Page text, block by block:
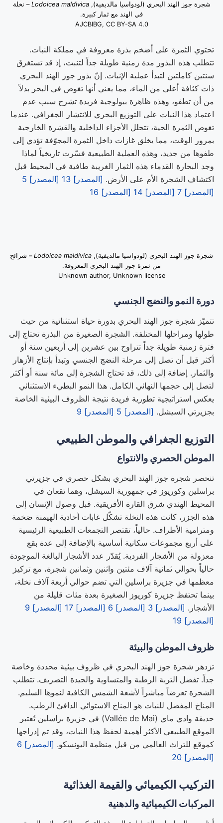
شجرة جوز الهند البحري (لودواسيا مالديفية),Lodoicea maldivica – نخلة
في الهند مع ثمار كبيرة.
AJCBIBG, CC BY-SA 4.0
تحتوي الثمرة على أضخم بذرة معروفة في مملكة النبات.
تتطلب هذه البذور مدة زمنية طويلة جداً لتنبت، إذ قد تستغرق
سنتين كاملتين لتبدأ عملية الإنبات. إنّ بذور جوز الهند البحري
ذات كثافة أعلى من الماء، مما يعني أنها تغوص في البحر بدلاً
من أن تطفو، وهذه ظاهرة بيولوجية فريدة تشرح سبب عدم
اعتماد هذا النبات على التوزيع البحري للانتشار الجغرافي. عندما
تغوص الثمرة الحية، تتحلل الأجزاء الداخلية والقشرة الخارجية
بمرور الوقت، مما يخلق غازات داخل الثمرة المجوّفة تؤدي إلى
طفوها من جديد، وهذه العملية الطبيعية فسّرت تاريخياً لماذا
وجد البحارة القدماء هذه الثمار الغريبة طافية في المحيط قبل
اكتشاف الشجرة الأم على الأرض. [المصدر] 13
[المصدر] 5
[المصدر] 7
[المصدر] 14 [المصدر] 16
شجرة جوز الهند البحري (لودواسيا مالديفية), Lodoicea maldivica – شرائح
من ثمرة جوز الهند البحري المعروفة.
Unknown author, Unknown license
دورة النمو والنضج الجنسي
تتميّز شجرة جوز الهند البحري بدورة حياة استثنائية من حيث
طولها ومراحلها المختلفة. الشجرة الصغيرة من البذرة تحتاج إلى
فترة زمنية طويلة جداً تتراوح بين عشرين إلى أربعين سنة أو
أكثر قبل أن تصل إلى مرحلة النضج الجنسي وتبدأ بإنتاج الأزهار
والثمار. إضافة إلى ذلك، قد تحتاج الشجرة إلى مائة سنة أو أكثر
لتصل إلى حجمها النهائي الكامل. هذا النمو البطيء الاستثنائي
يعكس استراتيجية تطورية فريدة نتيجة الظروف البيئية الخاصة
بجزيرتي السيشل. [المصدر] 5 [المصدر] 9
التوزيع الجغرافي والموطن الطبيعي
الموطن الحصري والانتواع
تنحصر شجرة جوز الهند البحري بشكل حصري في جزيرتي
براسلين وكوريوز في جمهورية السيشل، وهما تقعان في
المحيط الهندي شرق القارة الأفريقية. قبل وصول الإنسان إلى
هذه الجزر، كانت هذه النخلة تشكّل غابات أحادية الهيمنة ضخمة
ومترامية الأطراف. حالياً، تقتصر التجمعات الطبيعية الرئيسية
على أربع مجموعات سكانية أساسية بالإضافة إلى عدة بقع
معزولة من الأشجار الفردية. يُقدّر عدد الأشجار البالغة الموجودة
حالياً بحوالي ثمانية آلاف مئتين واثنين وثمانين شجرة، مع تركيز
معظمها في جزيرة براسلين التي تضم حوالي أربعة آلاف نخلة،
بينما تحتفظ جزيرة كوريوز الصغيرة بعدة مئات قليلة من
الأشجار. [المصدر] 3 [المصدر] 6 [المصدر] 17
[المصدر] 9
[المصدر] 19
ظروف الموطن والبيئة
تزدهر شجرة جوز الهند البحري في ظروف بيئية محددة وخاصة
جداً. تفضل التربة الرطبة والمتساوية والجيدة التصريف. تتطلب
الشجرة تعرضاً مباشراً لأشعة الشمس الكافية لنموها السليم.
المناخ المفضل للنبات هو المناخ الاستوائي الدافئ الرطب.
حديقة وادي ماي (Vallée de Mai) في جزيرة براسلين تُعتبر
الموقع الطبيعي الأكثر أهمية لحفظ هذا النبات، وقد تم إدراجها
كموقع للتراث العالمي من قبل منظمة اليونسكو. [المصدر] 6
[المصدر] 20
التركيب الكيميائي والقيمة الغذائية
المركبات الكيميائية والدهنية